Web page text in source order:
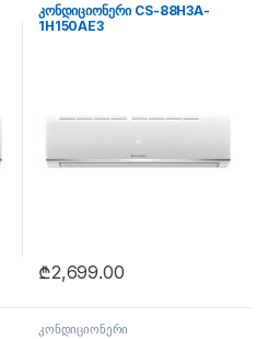
კონდიციონერი CS-88H3A-
1H150AE3
₾2,699.00
კონდიციონერი